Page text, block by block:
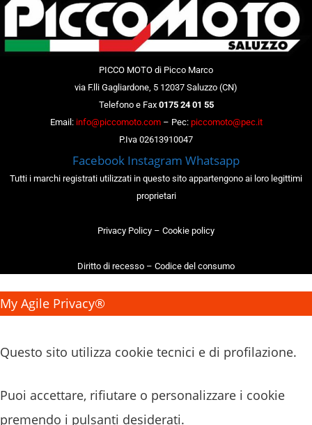
PICCO MOTO di Picco Marco
via F.lli Gagliardone, 5 12037 Saluzzo (CN)
Telefono e Fax 0175 24 01 55
Email: info@piccomoto.com– Pec: piccomoto@pec.it
P.Iva 02613910047
Facebook Instagram Whatsapp
Tutti i marchi registrati utilizzati in questo sito appartengono ai loro legittimi
proprietari
Privacy Policy – Cookie policy
Diritto di recesso – Codice del consumo
My Agile Privacy®
Questo sito utilizza cookie tecnici e di profilazione.
Puoi accettare, rifiutare o personalizzare i cookie
premendo i pulsanti desiderati.